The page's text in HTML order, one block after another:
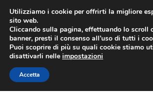
contenuto
Utilizziamo i cookie per offrirti la migliore
sito web.
Cliccando sulla pagina, effettuando lo scroll
banner, presti il consenso all’uso di tutti i
Puoi scoprire di più su quali cookie stiamo
disattivarli nelle impostazioni
Accetta